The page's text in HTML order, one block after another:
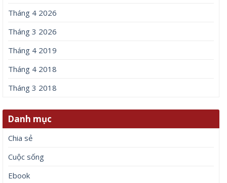
Tháng 4 2026
Tháng 3 2026
Tháng 4 2019
Tháng 4 2018
Tháng 3 2018
Danh mục
Chia sẻ
Cuộc sống
Ebook